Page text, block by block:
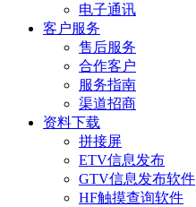
电子通讯
客户服务
售后服务
合作客户
服务指南
渠道招商
资料下载
拼接屏
ETV信息发布
GTV信息发布软件
HF触摸查询软件